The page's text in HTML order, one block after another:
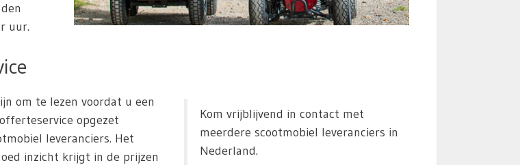
uur.
Kom vrijblijvend in contact met
meerdere scootmobiel leveranciers in
Nederland.
om te lezen voordat u een
opgezet
leveranciers. Het
inzicht krijgt in de prijzen